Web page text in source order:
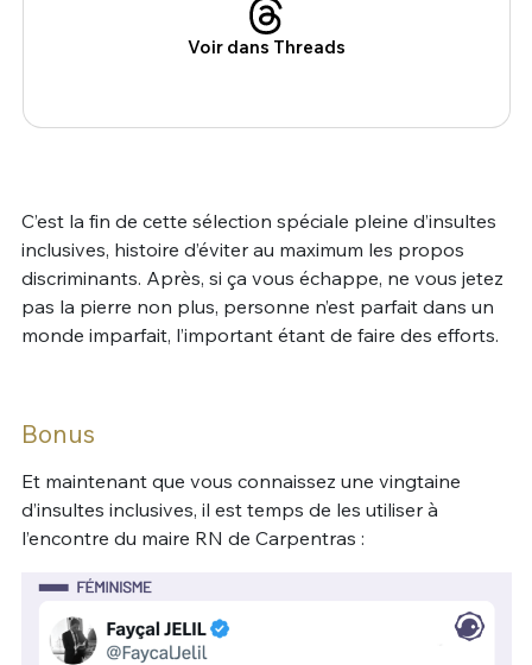
Voir dans Threads
C’est la fin de cette sélection spéciale pleine d’insultes
inclusives, histoire d’éviter au maximum les propos
discriminants. Après, si ça vous échappe, ne vous jetez
pas la pierre non plus, personne n’est parfait dans un
monde imparfait, l’important étant de faire des efforts.
Bonus
Et maintenant que vous connaissez une vingtaine
d’insultes inclusives, il est temps de les utiliser à
l’encontre du maire RN de Carpentras :